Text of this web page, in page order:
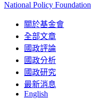
National Policy Foundation
關於基金會
全部文章
國政評論
國政分析
國政研究
最新消息
English